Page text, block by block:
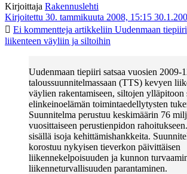
Kirjoittaja Rakennuslehti
Kirjoitettu 30. tammikuuta 2008, 15:15
Ei kommentteja artikkeliin Uudenmaan
liikenteen väyliin ja siltoihin
Uudenmaan tiepiiri satsaa vuosien 2009-
taloussuunnitelmassaan (TTS) kevyen
väylien rakentamiseen, siltojen ylläpitoon
elinkeinoelämän toimintaedellytysten
Suunnitelma perustuu keskimäärin 76
vuosittaiseen perustienpidon
sisällä isoja kehittämishankkeita.
korostuu nykyisen tieverkon päivittäisen
liikennekelpoisuuden ja kunnon
liikenneturvallisuuden parantaminen.